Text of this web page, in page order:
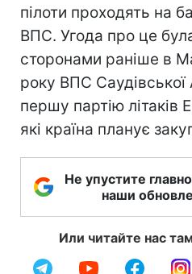
пілоти проходять на
ВПС. Угода про це
сторонами раніше в
року ВПС Саудівської
першу партію літаків
які країна планує
Не упустите
наши
Или читайте нас